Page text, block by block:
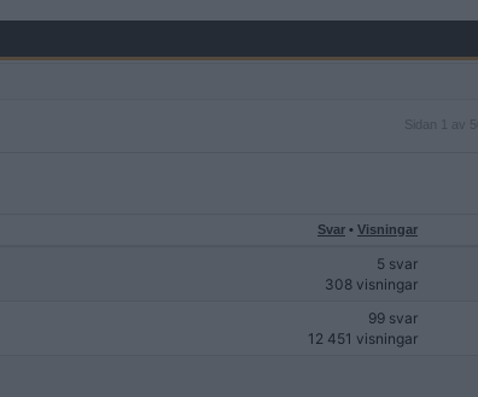
Sidan
Sidan 1 av 50
Svar • Visningar
5 svar
308 visningar
99 svar
12 451 visningar